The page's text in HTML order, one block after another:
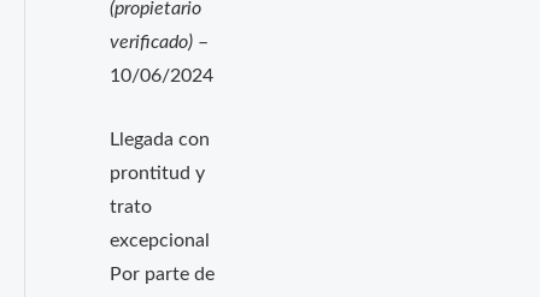
(propietario
verificado) –
10/06/2024
Llegada con
prontitud y
trato
excepcional
Por parte de